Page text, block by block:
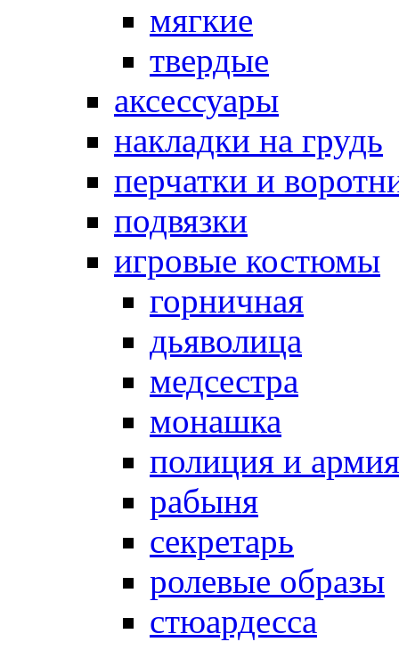
мягкие
твердые
аксессуары
накладки на грудь
перчатки и
подвязки
игровые костюмы
горничная
дьяволица
медсестра
монашка
полиция и армия
рабыня
секретарь
ролевые образы
стюардесса